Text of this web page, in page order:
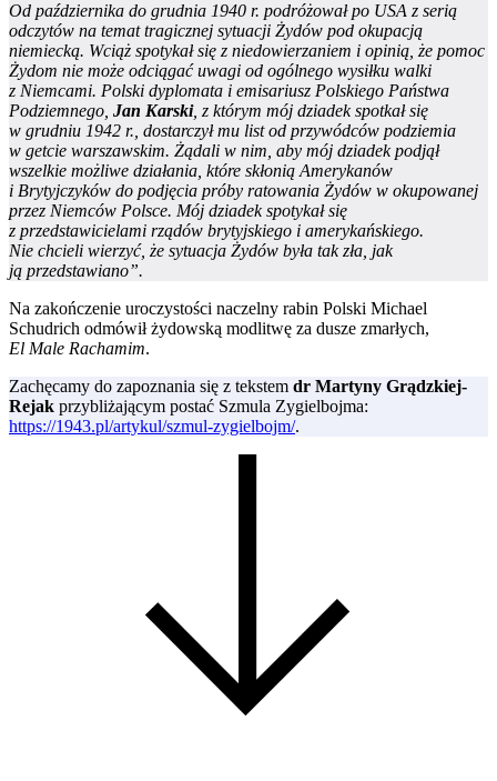
Od października do grudnia 1940 r. podróżował po USA z serią
odczytów na temat tragicznej sytuacji Żydów pod okupacją
niemiecką. Wciąż spotykał się z niedowierzaniem i opinią, że pomoc
Żydom nie może odciągać uwagi od ogólnego wysiłku walki
z Niemcami. Polski dyplomata i emisariusz Polskiego Państwa
Podziemnego, Jan Karski, z którym mój dziadek spotkał się
w grudniu 1942 r., dostarczył mu list od przywódców podziemia
w getcie warszawskim. Żądali w nim, aby mój dziadek podjął
wszelkie możliwe działania, które skłonią Amerykanów
i Brytyjczyków do podjęcia próby ratowania Żydów w okupowanej
przez Niemców Polsce. Mój dziadek spotykał się
z przedstawicielami rządów brytyjskiego i amerykańskiego.
Nie chcieli wierzyć, że sytuacja Żydów była tak zła, jak
ją przedstawiano”.
Na zakończenie uroczystości naczelny rabin Polski Michael
Schudrich odmówił żydowską modlitwę za dusze zmarłych,
El Male Rachamim.
Zachęcamy do zapoznania się z tekstem dr Martyny Grądzkiej-
Rejak przybliżającym postać Szmula Zygielbojma:
https://1943.pl/artykul/szmul-zygielbojm/.